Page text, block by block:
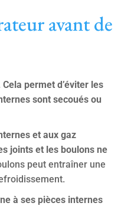
avant de
Cela permet d’éviter les
sont secoués ou
et aux gaz
joints et les boulons ne
peut entraîner une
à ses pièces internes